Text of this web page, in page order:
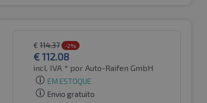
€ 114.37 -2%
€112.08
incl. IVA * por Auto-Raifen GmbH
EM ESTOQUE
Envio gratuito